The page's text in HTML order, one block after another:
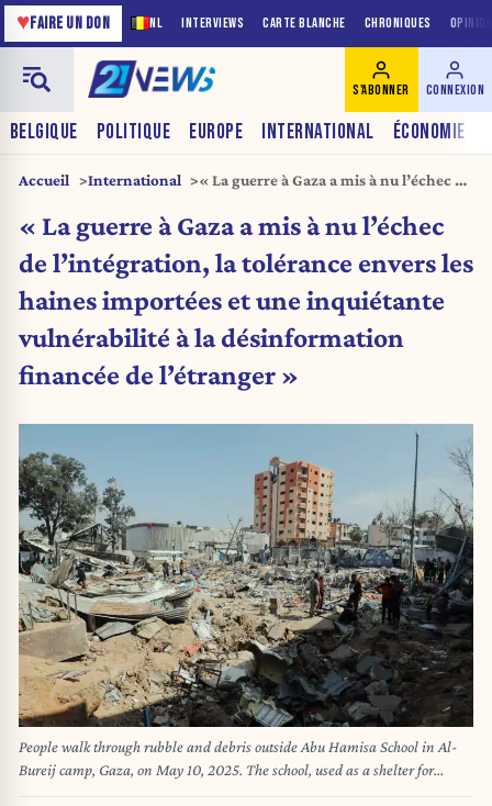
NL INTERVIEWS CARTE BLANCHE CHRONIQUES
♥FAIRE UN DON
BELGIQUE POLITIQUE EUROPE INTERNATIONAL ÉCONOMIE
S'ABONNER CONNEXION
Accueil International
« La guerre à Gaza a mis à nu l’échec de
haines importées et une inquiétante
vulnérabilité à la désinformation
financée de l’étranger »
« La guerre à Gaza a mis à nu l’échec
de l’intégration, la tolérance envers les
haines importées et une inquiétante
vulnérabilité à la désinformation
financée de l’étranger »
People walk through rubble and debris outside Abu Hamisa School in Al-
Bureij camp, Gaza, on May 10, 2025. The school, used as a shelter for
displaced families, was bombed twice on the same day several days ago.